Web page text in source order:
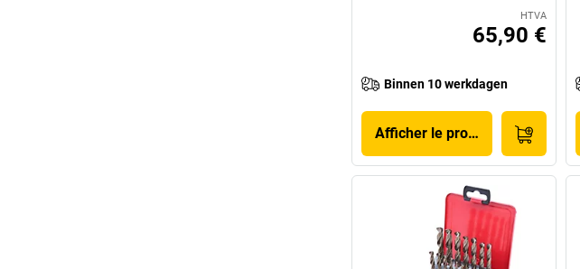
HTVA
65,90 €
Binnen 10 werkdagen
Afficher le produit